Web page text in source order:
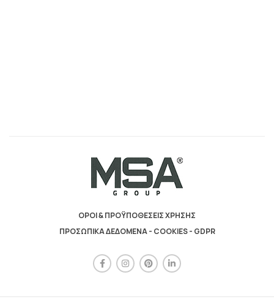
ΟΡΟΙ & ΠΡΟΫΠΟΘΕΣΕΙΣ ΧΡΗΣΗΣ
ΠΡΟΣΩΠΙΚΑ ΔΕΔΟΜΕΝΑ - COOKIES - GDPR